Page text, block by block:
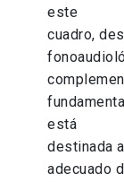
este
cuadro,
está
destinada
adecuado